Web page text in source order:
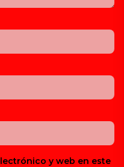
y web en este